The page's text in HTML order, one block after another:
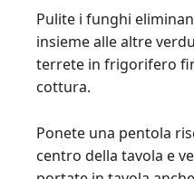
Pulite i funghi
insieme alle altre
terrete in frigorifero
cottura.
Ponete una pentola
centro della tavola e